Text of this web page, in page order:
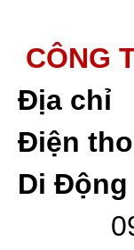
CÔNG
Địa
Điện
Di